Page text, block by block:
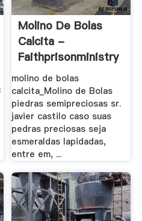
Molino De Bolas
Calcita -
Faithprisonministry
molino de bolas
calcita_Molino de Bolas
piedras semipreciosas sr.
javier castilo caso suas
pedras preciosas seja
esmeraldas lapidadas,
entre em, ...